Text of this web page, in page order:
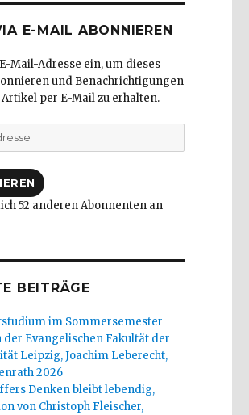
von Christoph Fleischer,
E-MAIL ABONNIEREN
Mail-Adresse ein, um dieses
und Benachrichtigungen
per E-Mail zu erhalten.
52 anderen Abonnenten an
BEITRÄGE
im Sommersemester
der Evangelischen Fakultät der
Leipzig, Joachim Leberecht,
2026
Denken bleibt lebendig,
von Christoph Fleischer,